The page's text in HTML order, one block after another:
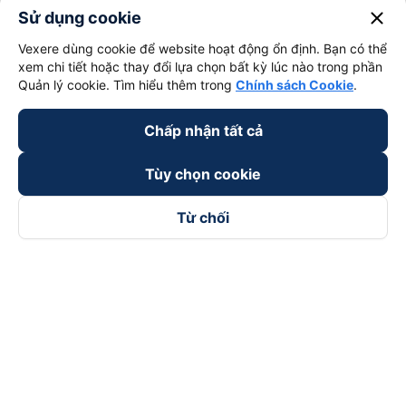
Sử dụng cookie close
Vexere dùng cookie để website hoạt động ổn định. Bạn có thể
xem chi tiết hoặc thay đổi lựa chọn bất kỳ lúc nào trong phần
Quản lý cookie. Tìm hiểu thêm trong Chính sách Cookie.
Chấp nhận tất cả
Tùy chọn cookie
Từ chối